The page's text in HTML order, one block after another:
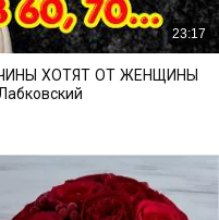
23:17
ХОТЯТ ОТ ЖЕНЩИНЫ
Михаил Лабковский